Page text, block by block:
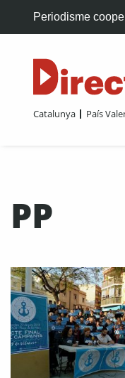
Periodisme
Catalunya País
PP